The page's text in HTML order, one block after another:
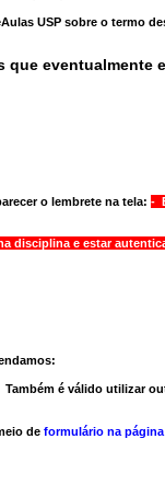
USP sobre o termo
eventualmente
o lembrete na tela: -
disciplina e estar
Também é válido utilizar
de formulário na